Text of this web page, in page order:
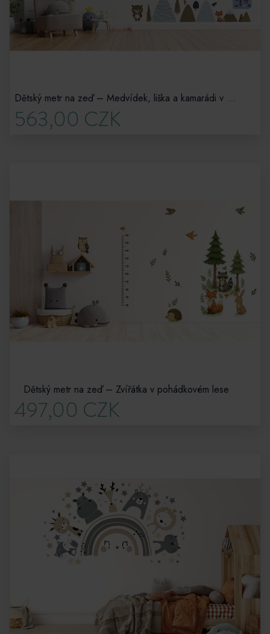
Dětský metr na zeď – Medvídek, liška a kamarádi v horách
563,00 CZK
Dětský metr na zeď – Zvířátka v pohádkovém lese
497,00 CZK